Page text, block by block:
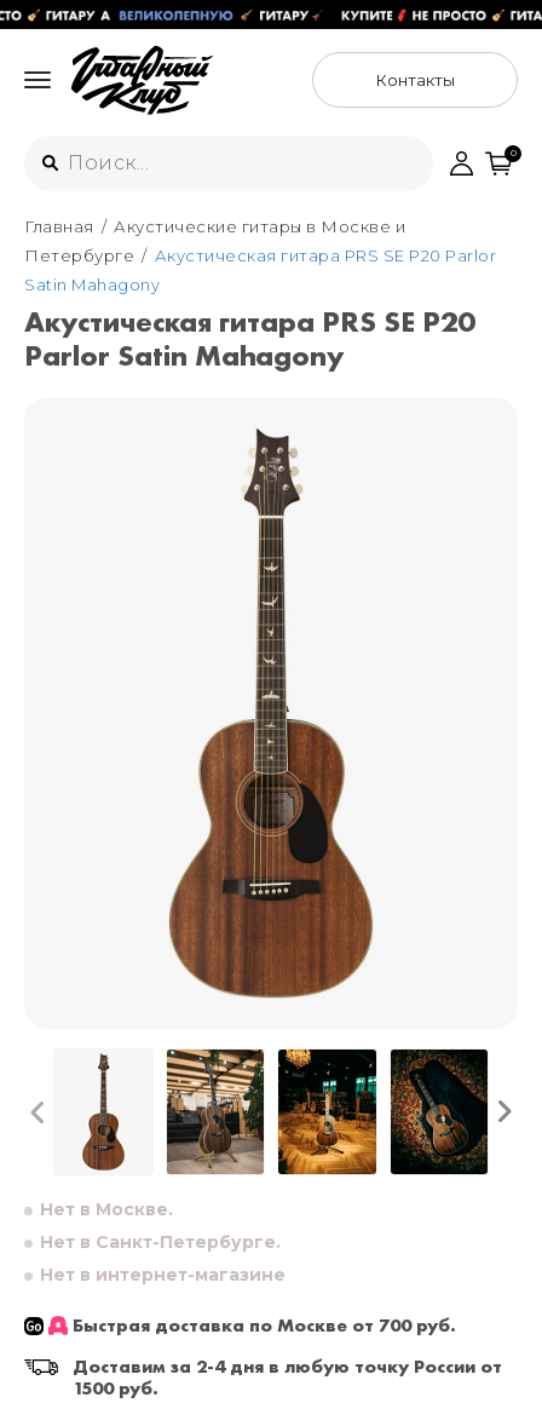
Контакты
Интернет-магазин
+7 (925) 125-54-44
Москва
+7 (925) 176-55-65
ул. Большая Новодмитровская 36с15,
Санкт-Петербург
+7 (925) 879-85-35
Санкт-Петербург
+7 (999) 213-51-93
0
Главная
Акустические гитары в Москве и
Петербурге
Акустическая гитара PRS SE P20 Parlor
Satin Mahagony
Акустическая гитара PRS SE P20
Parlor Satin Mahagony
Нет в Москве.
Нет в Санкт-Петербурге.
Нет в интернет-магазине
Быстрая доставка по Москве от 700 руб.
Доставим за 2-4 дня в любую точку России от
1500 руб.